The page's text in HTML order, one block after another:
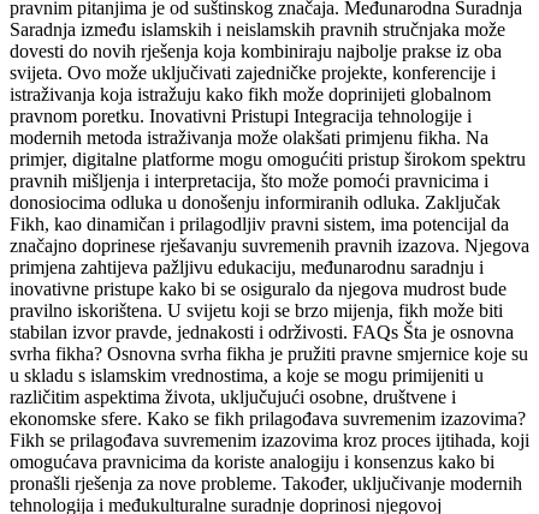
pravnim pitanjima je od suštinskog značaja. Međunarodna Suradnja
Saradnja između islamskih i neislamskih pravnih stručnjaka može
dovesti do novih rješenja koja kombiniraju najbolje prakse iz oba
svijeta. Ovo može uključivati zajedničke projekte, konferencije i
istraživanja koja istražuju kako fikh može doprinijeti globalnom
pravnom poretku. Inovativni Pristupi Integracija tehnologije i
modernih metoda istraživanja može olakšati primjenu fikha. Na
primjer, digitalne platforme mogu omogućiti pristup širokom spektru
pravnih mišljenja i interpretacija, što može pomoći pravnicima i
donosiocima odluka u donošenju informiranih odluka. Zaključak
Fikh, kao dinamičan i prilagodljiv pravni sistem, ima potencijal da
značajno doprinese rješavanju suvremenih pravnih izazova. Njegova
primjena zahtijeva pažljivu edukaciju, međunarodnu saradnju i
inovativne pristupe kako bi se osiguralo da njegova mudrost bude
pravilno iskorištena. U svijetu koji se brzo mijenja, fikh može biti
stabilan izvor pravde, jednakosti i održivosti. FAQs Šta je osnovna
svrha fikha? Osnovna svrha fikha je pružiti pravne smjernice koje su
u skladu s islamskim vrednostima, a koje se mogu primijeniti u
različitim aspektima života, uključujući osobne, društvene i
ekonomske sfere. Kako se fikh prilagođava suvremenim izazovima?
Fikh se prilagođava suvremenim izazovima kroz proces ijtihada, koji
omogućava pravnicima da koriste analogiju i konsenzus kako bi
pronašli rješenja za nove probleme. Također, uključivanje modernih
tehnologija i međukulturalne suradnje doprinosi njegovoj